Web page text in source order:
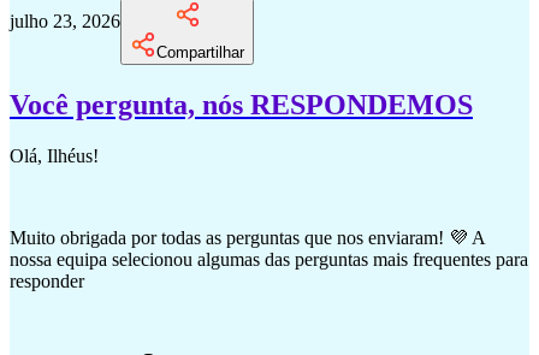
julho 23, 2026
Compartilhar
Você pergunta, nós RESPONDEMOS
Olá, Ilhéus!
Muito obrigada por todas as perguntas que nos enviaram! 💜 A
nossa equipa selecionou algumas das perguntas mais frequentes para
responder